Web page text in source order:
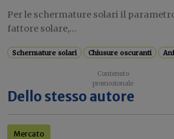
Per le schermature solari il
fattore solare,...
Schermature solari Chiusure oscuranti
Dello stesso autore
Mercato